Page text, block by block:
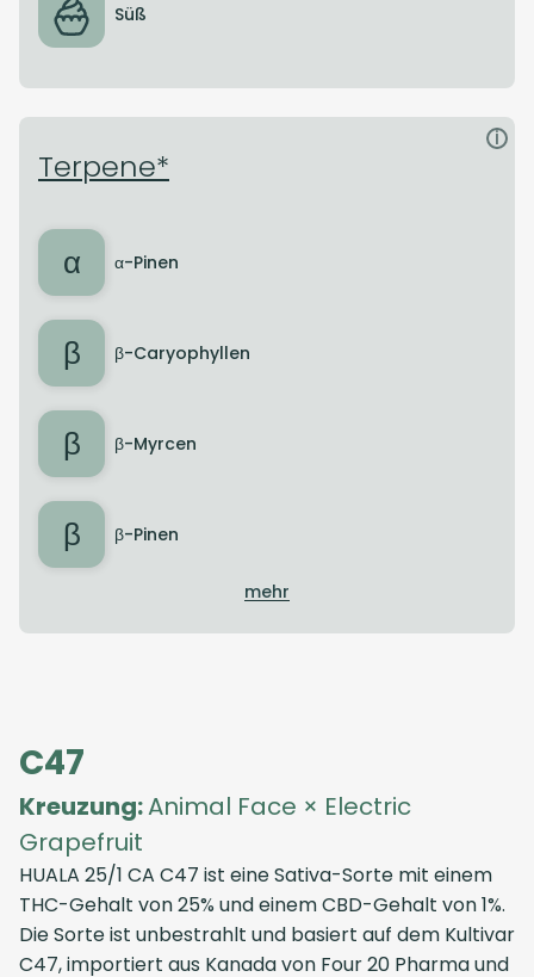
Süß
Terpene*
i
α α-Pinen
β β-Caryophyllen
β β-Myrcen
β β-Pinen
mehr
C47
Kreuzung:Animal Face × Electric
Grapefruit
HUALA 25/1 CA C47 ist eine Sativa-Sorte mit einem
THC-Gehalt von 25% und einem CBD-Gehalt von 1%.
Die Sorte ist unbestrahlt und basiert auf dem Kultivar
C47, importiert aus Kanadavon Four 20 Pharmaund